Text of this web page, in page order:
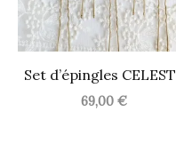
Set d’épingles
69,00 €